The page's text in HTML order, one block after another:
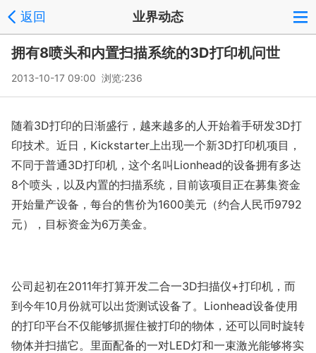
返回 业界动态
拥有8喷头和内置扫描系统的3D打印机问世
2013-10-17 09:00 浏览:236
随着3D打印的日渐盛行，越来越多的人开始着手研发3D打
印技术。近日，Kickstarter上出现一个新3D打印机项目，
不同于普通3D打印机，这个名叫Lionhead的设备拥有多达
8个喷头，以及内置的扫描系统，目前该项目正在募集资金
开始量产设备，每台的售价为1600美元（约合人民币9792
元），目标资金为6万美金。
公司起初在2011年打算开发二合一3D扫描仪+打印机，而
到今年10月份就可以出货测试设备了。Lionhead设备使用
的打印平台不仅能够抓握住被打印的物体，还可以同时旋转
物体并扫描它。里面配备的一对LED灯和一束激光能够将实